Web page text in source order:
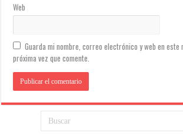
Web
Guarda mi nombre, correo electrónico y web en este
próxima vez que comente.